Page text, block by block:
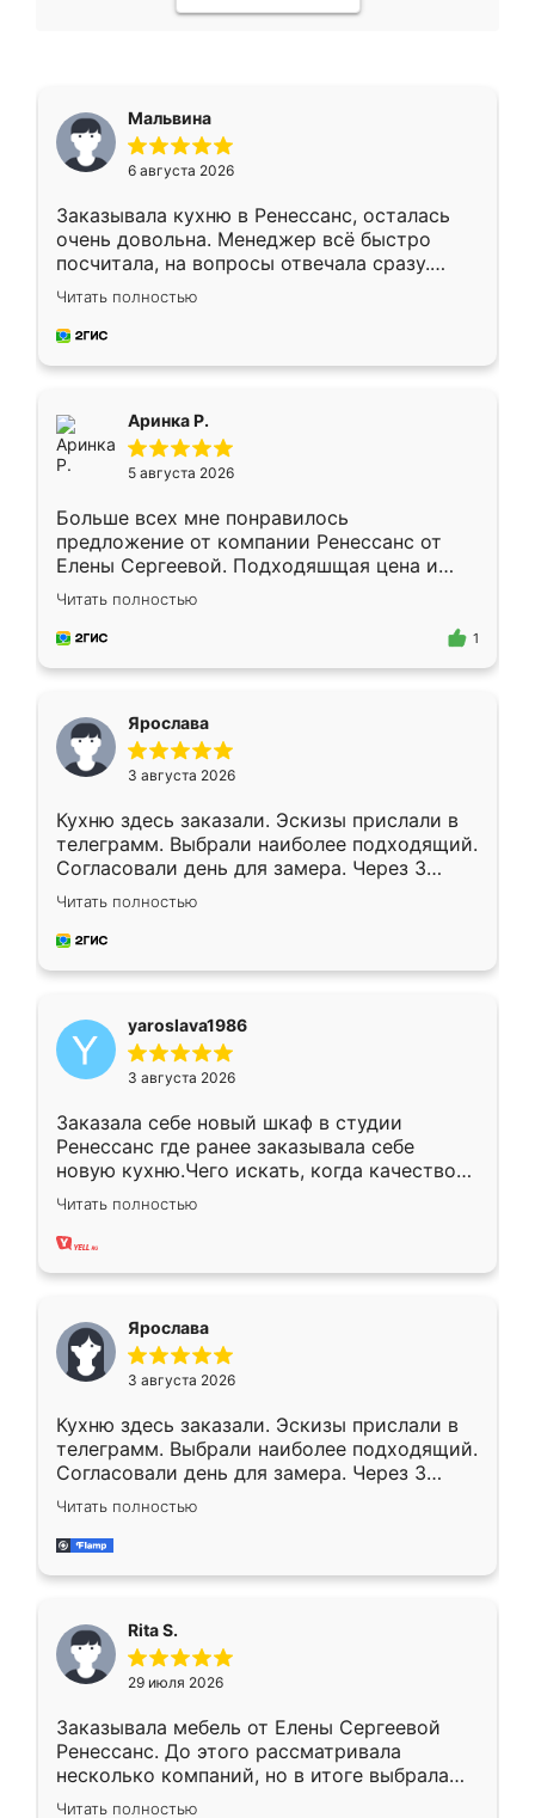
Мальвина
6 августа 2026
Заказывала кухню в Ренессанс, осталась
очень довольна. Менеджер всё быстро
посчитала, на вопросы отвечала сразу.
Замерщик приехал в субботу, подошёл к
делу со всей ответственностью. Собрали
за день, ребята работали аккуратно, даже
Читать полностью
Аринка Р.
5 августа 2026
Больше всех мне понравилось
предложение от компании Ренессанс от
Елены Сергеевой. Подходяшщая цена и
короткие сроки изготовления. Приехавший
для замера сотрудник Владислав
предложил по моему эскизу самый
Читать полностью
1
Ярослава
3 августа 2026
Кухню здесь заказали. Эскизы прислали в
телеграмм. Выбрали наиболее подходящий.
Согласовали день для замера. Через 3
недели кухня была уже готова. Остались
довольны работой. Спасибо Ренессанс
мебель за качественную работу!
Читать полностью
yaroslava1986
3 августа 2026
Заказала себе новый шкаф в студии
Ренессанс где ранее заказывала себе
новую кухню.Чего искать, когда качеством
вполне довольна. Служит кухня уже почти
два года, нареканий нет.
Читать полностью
Ярослава
3 августа 2026
Кухню здесь заказали. Эскизы прислали в
телеграмм. Выбрали наиболее подходящий.
Согласовали день для замера. Через 3
недели кухня была уже готова. Остались
довольны работой. Спасибо Ренессанс
мебель за качественную работу!
Читать полностью
Rita S.
29 июля 2026
Заказывала мебель от Елены Сергеевой
Ренессанс. До этого рассматривала
несколько компаний, но в итоге выбрала
эту. Сначала обговорили условия, потом
Читать полностью